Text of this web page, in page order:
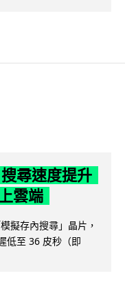
尋速度提升
雲端
擬存內搜尋」晶片，
低至 36 皮秒（即